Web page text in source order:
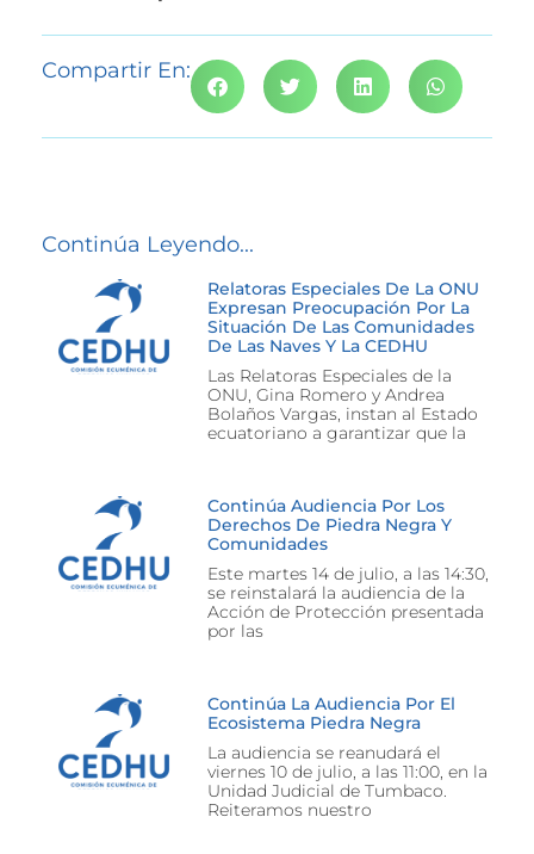
Compartir En:
Continúa Leyendo...
Relatoras Especiales De La ONU
Expresan Preocupación Por La
Situación De Las Comunidades
De Las Naves Y La CEDHU
Las Relatoras Especiales de la
ONU, Gina Romero y Andrea
Bolaños Vargas, instan al Estado
ecuatoriano a garantizar que la
Continúa Audiencia Por Los
Derechos De Piedra Negra Y
Comunidades
Este martes 14 de julio, a las 14:30,
se reinstalará la audiencia de la
Acción de Protección presentada
por las
Continúa La Audiencia Por El
Ecosistema Piedra Negra
La audiencia se reanudará el
viernes 10 de julio, a las 11:00, en la
Unidad Judicial de Tumbaco.
Reiteramos nuestro